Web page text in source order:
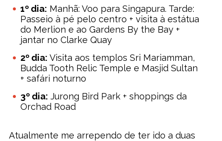
1º dia: Manhã: Voo para Singapura. Tarde:
Passeio à pé pelo centro + visita à estátua
do Merlion e ao Gardens By the Bay +
jantar no Clarke Quay
2º dia: Visita aos templos Sri Mariamman,
Budda Tooth Relic Temple e Masjid Sultan
+ safári noturno
3º dia: Jurong Bird Park + shoppings da
Orchad Road
Atualmente me arrependo de ter ido a duas